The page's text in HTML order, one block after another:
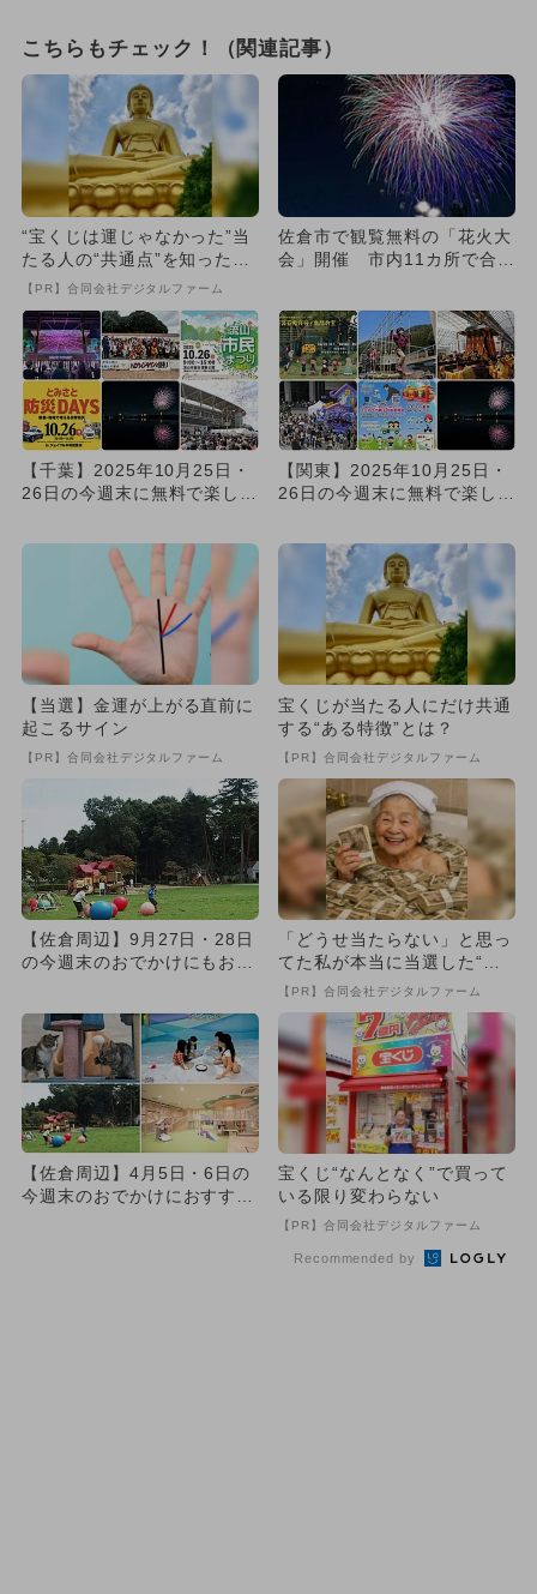
こちらもチェック！（関連記事）
“宝くじは運じゃなかった”当
たる人の“共通点”を知っただ
け
【PR】合同会社デジタルファーム
佐倉市で観覧無料の「花火大
会」開催 市内11カ所で合計
【千葉】2025年10月25日・
26日の今週末に無料で楽しめ
【関東】2025年10月25日・
26日の今週末に無料で楽しめ
【当選】金運が上がる直前に
起こるサイン
【PR】合同会社デジタルファーム
宝くじが当たる人にだけ共通
する“ある特徴”とは？
【PR】合同会社デジタルファーム
【佐倉周辺】9月27日・28日
の今週末のおでかけにもおす
「どうせ当たらない」と思っ
てた私が本当に当選した“買
い方”がこれ
【PR】合同会社デジタルファーム
【佐倉周辺】4月5日・6日の
今週末のおでかけにおすす
宝くじ“なんとなく”で買って
いる限り変わらない
【PR】合同会社デジタルファーム
Recommended by